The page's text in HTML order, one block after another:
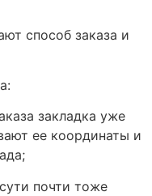
способ заказа и
закладка уже
ее координаты и
почти тоже